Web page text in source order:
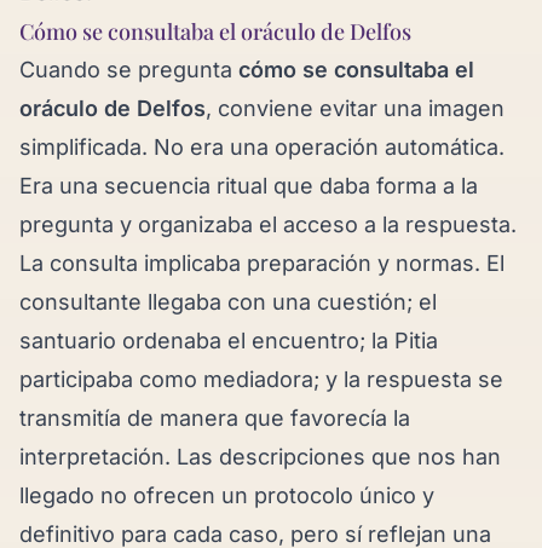
Cómo se consultaba el oráculo de Delfos
Cuando se pregunta cómo se consultaba el
oráculo de Delfos, conviene evitar una imagen
simplificada. No era una operación automática.
Era una secuencia ritual que daba forma a la
pregunta y organizaba el acceso a la respuesta.
La consulta implicaba preparación y normas. El
consultante llegaba con una cuestión; el
santuario ordenaba el encuentro; la Pitia
participaba como mediadora; y la respuesta se
transmitía de manera que favorecía la
interpretación. Las descripciones que nos han
llegado no ofrecen un protocolo único y
definitivo para cada caso, pero sí reflejan una